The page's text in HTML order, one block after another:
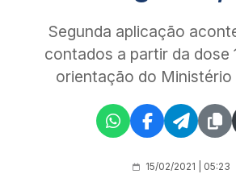
Segunda aplicação
contados a partir da dose
orientação do Ministério
15/02/2021 | 05:23